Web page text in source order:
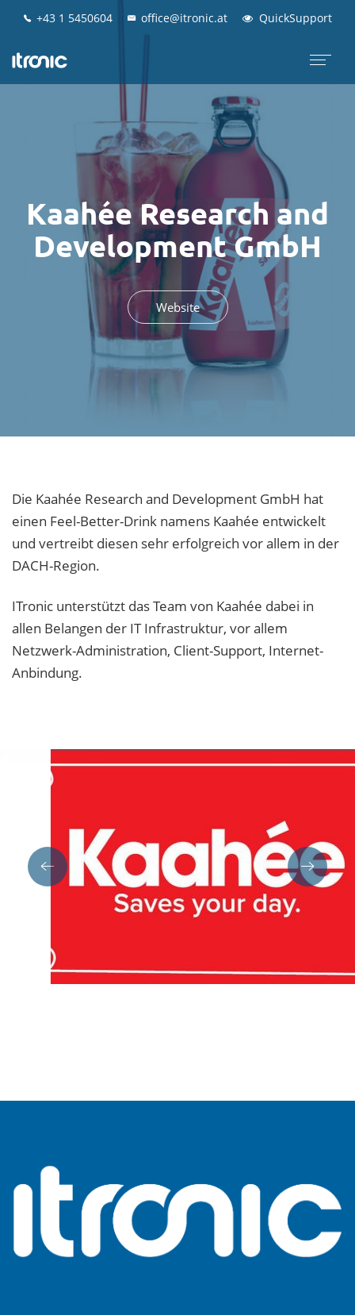
+43 1 5450604
+43 1 5450604 office@itronic.at
office@itronic.at QuickSupport
QuickSupport
Kaahée Research and
Development GmbH
Website
Die Kaahée Research and Development GmbH hat
einen Feel-Better-Drink namens Kaahée entwickelt
und vertreibt diesen sehr erfolgreich vor allem in der
DACH-Region.
ITronic unterstützt das Team von Kaahée dabei in
allen Belangen der IT Infrastruktur, vor allem
Netzwerk-Administration, Client-Support, Internet-
Anbindung.